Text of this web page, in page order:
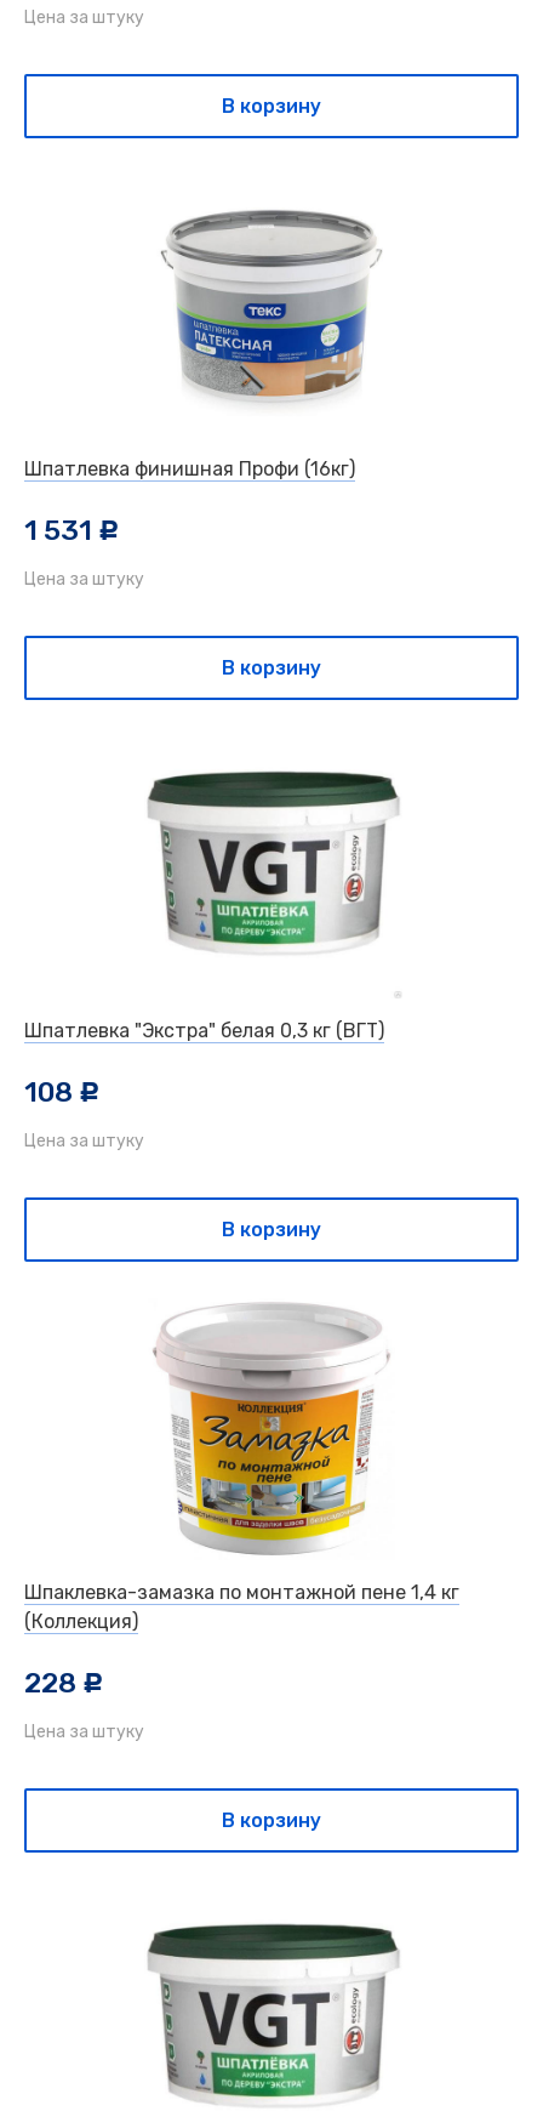
Цена за штуку
В корзину
Шпатлевка финишная Профи (16кг)
1 531 c
Цена за штуку
В корзину
Шпатлевка "Экстра" белая 0,3 кг (ВГТ)
108 c
Цена за штуку
В корзину
Шпаклевка-замазка по монтажной пене 1,4 кг
(Коллекция)
228 c
Цена за штуку
В корзину